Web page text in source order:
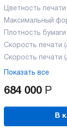
Цветность печати
Максимальный
Плотность
Скорость печати
Скорость печати
Показать все
684 000 Р
В